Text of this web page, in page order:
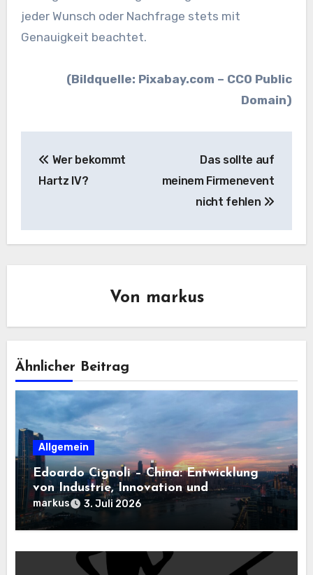
jeder Wunsch oder Nachfrage stets mit
Genauigkeit beachtet.
(Bildquelle: Pixabay.com – CC0 Public
Domain)
Wer bekommt
Hartz IV?
Das sollte auf
meinem Firmenevent
nicht fehlen
Von markus
Ähnlicher Beitrag
Allgemein
Edoardo Cignoli – China: Entwicklung
von Industrie, Innovation und
Technologie
markus 3. Juli 2026